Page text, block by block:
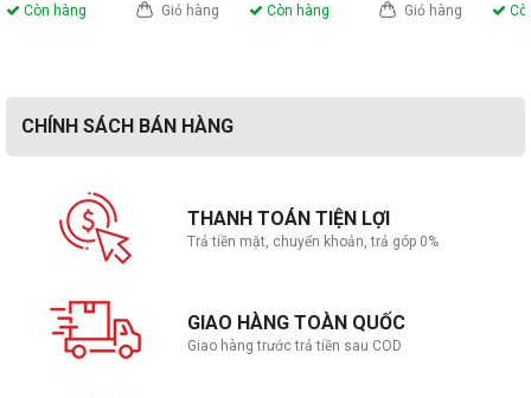
Còn hàng Giỏ hàng Còn hàng Giỏ hàng
CHÍNH SÁCH BÁN HÀNG
THANH TOÁN TIỆN LỢI
Trả tiền mặt, chuyển khoản, trả góp 0%
GIAO HÀNG TOÀN QUỐC
Giao hàng trước trả tiền sau COD